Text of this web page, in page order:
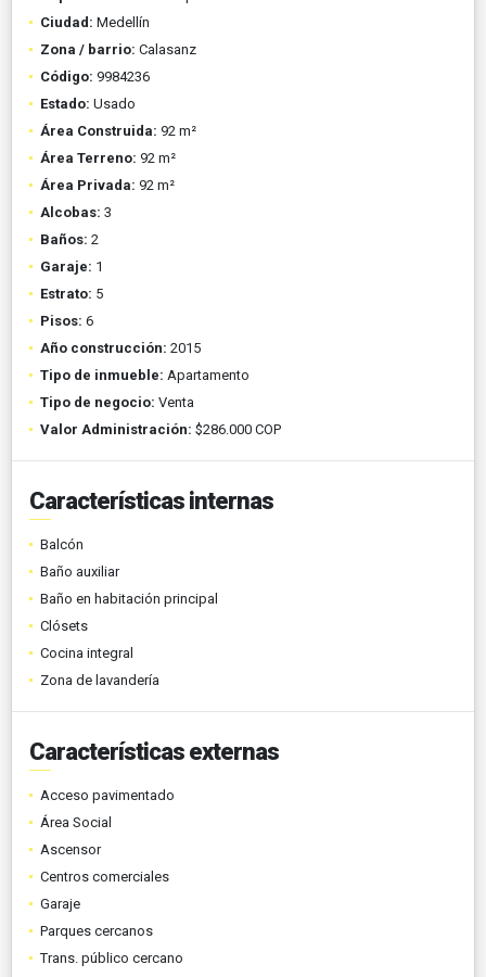
Ciudad: Medellín
Zona / barrio: Calasanz
Código: 9984236
Estado: Usado
Área Construida: 92 m²
Área Terreno: 92 m²
Área Privada: 92 m²
Alcobas: 3
Baños: 2
Garaje: 1
Estrato: 5
Pisos: 6
Año construcción: 2015
Tipo de inmueble: Apartamento
Tipo de negocio: Venta
Valor Administración: $286.000 COP
Características internas
Balcón
Baño auxiliar
Baño en habitación principal
Clósets
Cocina integral
Zona de lavandería
Características externas
Acceso pavimentado
Área Social
Ascensor
Centros comerciales
Garaje
Parques cercanos
Trans. público cercano